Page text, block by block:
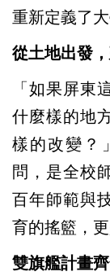
重新定義了
從土地出發
「如果屏東
什麼樣的地
樣的改變？
問，是全校
百年師範與
育的搖籃，
雙旗艦計畫